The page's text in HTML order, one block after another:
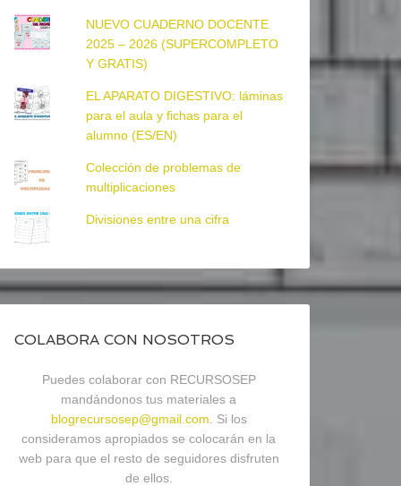
NUEVO CUADERNO DOCENTE
2025 – 2026 (SUPERCOMPLETO
Y GRATIS)
EL APARATO DIGESTIVO: láminas
para el aula y fichas para el
alumno (ES/EN)
Colección de problemas de
multiplicaciones
Divisiones entre una cifra
COLABORA CON NOSOTROS
Puedes colaborar con RECURSOSEP
mandándonos tus materiales a
blogrecursosep@gmail.com . Si los
consideramos apropiados se colocarán en la
web para que el resto de seguidores disfruten
de ellos.